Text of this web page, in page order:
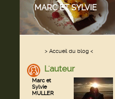
MARC ET SYLVIE
> Accueil du blog <
L'auteur
Marc et
Sylvie
MULLER